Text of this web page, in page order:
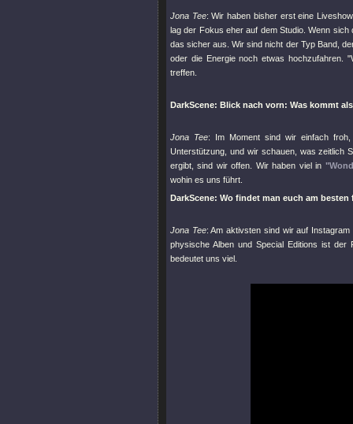
Jona Tee: Wir haben bisher erst eine
lag der Fokus eher auf dem Studio. Wenn sich
das sicher aus. Wir sind nicht der Typ Band,
oder die Energie noch etwas hochzufahren.
treffen.
DarkScene: Blick nach vorn: Was kommt
Jona Tee: Im Moment sind wir einfach
Unterstützung, und wir schauen, was zeitlich
ergibt, sind wir offen. Wir haben viel in
wohin es uns führt.
DarkScene: Wo findet man euch am
Jona Tee: Am aktivsten sind wir auf
physische Alben und Special Editions ist
bedeutet uns viel.